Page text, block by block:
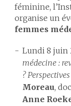
féminine,
organise un
femmes
Lundi 8 juin
médecine :
?
Moreau,
Anne